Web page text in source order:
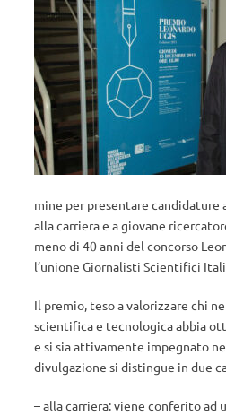
mine per presentare candidature
alla carriera e a giovane
meno di 40 anni del concorso
l’unione Giornalisti Scientifici
Il premio, teso a valorizzare chi
scientifica e tecnologica abbia
e si sia attivamente impegnato
divulgazione si distingue in due
– alla carriera: viene conferito ad